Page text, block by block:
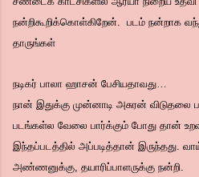
நன்றிகூறிக்கொள்கிறேன். படம் நன்றாக
தாருங்கள்
நடிகர் பாலா ஹாசன் பேசியதாவது…
நான் இதுக்கு முன்னாடி அசுரன்
படங்கள்ல வேலை பார்க்கும் போது தான் உறவு
இந்தப்படத்தில் அப்படித்தான் இருந்தது.
அண்ணனுக்கு, தயாரிப்பாளருக்கு நன்றி.